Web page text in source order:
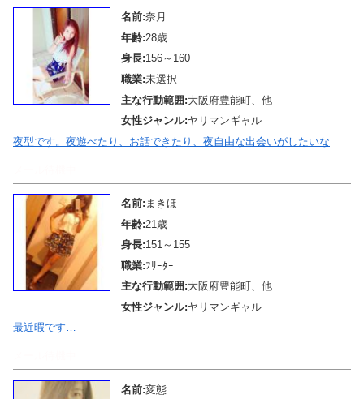
名前:奈月
年齢:28歳
身長:156～160
職業:未選択
主な行動範囲:大阪府豊能町、他
女性ジャンル:ヤリマンギャル
夜型です。夜遊べたり、お話できたり、夜自由な出会いがしたいな
名前: まきほ
年齢:21歳
身長:151～155
職業:ﾌﾘｰﾀｰ
主な行動範囲:大阪府豊能町、他
女性ジャンル:ヤリマンギャル
最近暇です…
名前:変態